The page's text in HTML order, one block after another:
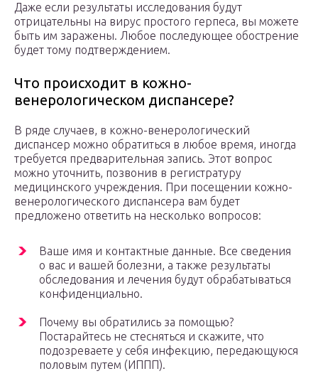
Даже если результаты исследования будут
отрицательны на вирус простого герпеса, вы можете
быть им заражены. Любое последующее обострение
будет тому подтверждением.
Что происходит в кожно-
венерологическом диспансере?
В ряде случаев, в кожно-венерологический
диспансер можно обратиться в любое время, иногда
требуется предварительная запись. Этот вопрос
можно уточнить, позвонив в регистратуру
медицинского учреждения. При посещении кожно-
венерологического диспансера вам будет
предложено ответить на несколько вопросов:
Ваше имя и контактные данные. Все сведения
о вас и вашей болезни, а также результаты
обследования и лечения будут обрабатываться
конфиденциально.
Почему вы обратились за помощью?
Постарайтесь не стесняться и скажите, что
подозреваете у себя инфекцию, передающуюся
половым путем (ИППП).